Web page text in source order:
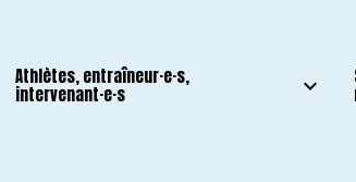
Athlètes, entraîneur·e·s,
intervenant·e·s